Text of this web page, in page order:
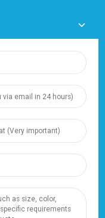
такрормешуда
Dingzun
201802,